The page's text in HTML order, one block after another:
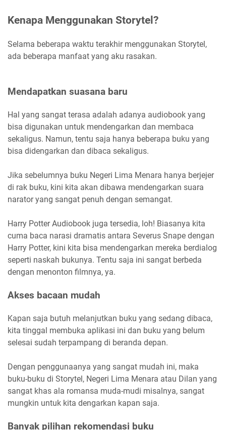
Kenapa Menggunakan Storytel?
Selama beberapa waktu terakhir menggunakan Storytel,
ada beberapa manfaat yang aku rasakan.
Mendapatkan suasana baru
Hal yang sangat terasa adalah adanya audiobook yang
bisa digunakan untuk mendengarkan dan membaca
sekaligus. Namun, tentu saja hanya beberapa buku yang
bisa didengarkan dan dibaca sekaligus.
Jika sebelumnya buku Negeri Lima Menara hanya berjejer
di rak buku, kini kita akan dibawa mendengarkan suara
narator yang sangat penuh dengan semangat.
Harry Potter Audiobook juga tersedia, loh! Biasanya kita
cuma baca narasi dramatis antara Severus Snape dengan
Harry Potter, kini kita bisa mendengarkan mereka berdialog
seperti naskah bukunya. Tentu saja ini sangat berbeda
dengan menonton filmnya, ya.
Akses bacaan mudah
Kapan saja butuh melanjutkan buku yang sedang dibaca,
kita tinggal membuka aplikasi ini dan buku yang belum
selesai sudah terpampang di beranda depan.
Dengan penggunaanya yang sangat mudah ini, maka
buku-buku di Storytel, Negeri Lima Menara atau Dilan yang
sangat khas ala romansa muda-mudi misalnya, sangat
mungkin untuk kita dengarkan kapan saja.
Banyak pilihan rekomendasi buku